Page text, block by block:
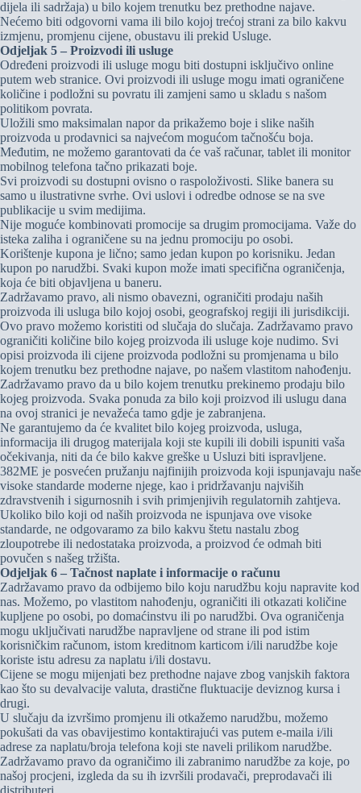
dijela ili sadržaja) u bilo kojem trenutku bez prethodne najave.
Nećemo biti odgovorni vama ili bilo kojoj trećoj strani za bilo kakvu
izmjenu, promjenu cijene, obustavu ili prekid Usluge.
Odjeljak 5 – Proizvodi ili usluge
Određeni proizvodi ili usluge mogu biti dostupni isključivo online
putem web stranice. Ovi proizvodi ili usluge mogu imati ograničene
količine i podložni su povratu ili zamjeni samo u skladu s našom
politikom povrata.
Uložili smo maksimalan napor da prikažemo boje i slike naših
proizvoda u prodavnici sa najvećom mogućom tačnošću boja.
Međutim, ne možemo garantovati da će vaš računar, tablet ili monitor
mobilnog telefona tačno prikazati boje.
Svi proizvodi su dostupni ovisno o raspoloživosti. Slike banera su
samo u ilustrativne svrhe. Ovi uslovi i odredbe odnose se na sve
publikacije u svim medijima.
Nije moguće kombinovati promocije sa drugim promocijama. Važe do
isteka zaliha i ograničene su na jednu promociju po osobi.
Korištenje kupona je lično; samo jedan kupon po korisniku. Jedan
kupon po narudžbi. Svaki kupon može imati specifična ograničenja,
koja će biti objavljena u baneru.
Zadržavamo pravo, ali nismo obavezni, ograničiti prodaju naših
proizvoda ili usluga bilo kojoj osobi, geografskoj regiji ili jurisdikciji.
Ovo pravo možemo koristiti od slučaja do slučaja. Zadržavamo pravo
ograničiti količine bilo kojeg proizvoda ili usluge koje nudimo. Svi
opisi proizvoda ili cijene proizvoda podložni su promjenama u bilo
kojem trenutku bez prethodne najave, po našem vlastitom nahođenju.
Zadržavamo pravo da u bilo kojem trenutku prekinemo prodaju bilo
kojeg proizvoda. Svaka ponuda za bilo koji proizvod ili uslugu dana
na ovoj stranici je nevažeća tamo gdje je zabranjena.
Ne garantujemo da će kvalitet bilo kojeg proizvoda, usluga,
informacija ili drugog materijala koji ste kupili ili dobili ispuniti vaša
očekivanja, niti da će bilo kakve greške u Usluzi biti ispravljene.
382ME je posvećen pružanju najfinijih proizvoda koji ispunjavaju naše
visoke standarde moderne njege, kao i pridržavanju najviših
zdravstvenih i sigurnosnih i svih primjenjivih regulatornih zahtjeva.
Ukoliko bilo koji od naših proizvoda ne ispunjava ove visoke
standarde, ne odgovaramo za bilo kakvu štetu nastalu zbog
zloupotrebe ili nedostataka proizvoda, a proizvod će odmah biti
povučen s našeg tržišta.
Odjeljak 6 – Tačnost naplate i informacije o računu
Zadržavamo pravo da odbijemo bilo koju narudžbu koju napravite kod
nas. Možemo, po vlastitom nahođenju, ograničiti ili otkazati količine
kupljene po osobi, po domaćinstvu ili po narudžbi. Ova ograničenja
mogu uključivati ​​narudžbe napravljene od strane ili pod istim
korisničkim računom, istom kreditnom karticom i/ili narudžbe koje
koriste istu adresu za naplatu i/ili dostavu.
Cijene se mogu mijenjati bez prethodne najave zbog vanjskih faktora
kao što su devalvacije valuta, drastične fluktuacije deviznog kursa i
drugi.
U slučaju da izvršimo promjenu ili otkažemo narudžbu, možemo
pokušati da vas obavijestimo kontaktirajući vas putem e-maila i/ili
adrese za naplatu/broja telefona koji ste naveli prilikom narudžbe.
Zadržavamo pravo da ograničimo ili zabranimo narudžbe za koje, po
našoj procjeni, izgleda da su ih izvršili prodavači, preprodavači ili